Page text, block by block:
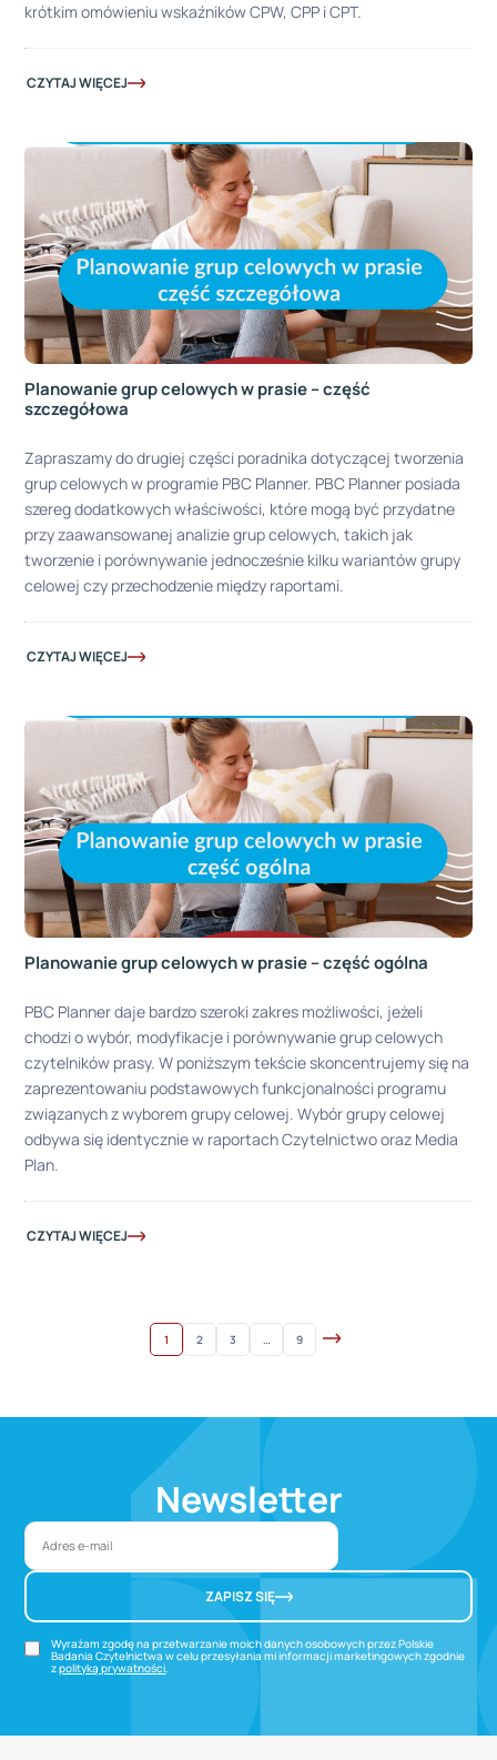
krótkim omówieniu wskaźników CPW, CPP i CPT.
CZYTAJ WIĘCEJ
Planowanie grup celowych w prasie – część
szczegółowa
Zapraszamy do drugiej części poradnika dotyczącej tworzenia
grup celowych w programie PBC Planner. PBC Planner posiada
szereg dodatkowych właściwości, które mogą być przydatne
przy zaawansowanej analizie grup celowych, takich jak
tworzenie i porównywanie jednocześnie kilku wariantów grupy
celowej czy przechodzenie między raportami.
CZYTAJ WIĘCEJ
Planowanie grup celowych w prasie – część ogólna
PBC Planner daje bardzo szeroki zakres możliwości, jeżeli
chodzi o wybór, modyfikacje i porównywanie grup celowych
czytelników prasy. W poniższym tekście skoncentrujemy się na
zaprezentowaniu podstawowych funkcjonalności programu
związanych z wyborem grupy celowej. Wybór grupy celowej
odbywa się identycznie w raportach Czytelnictwo oraz Media
Plan.
CZYTAJ WIĘCEJ
1 2 3 … 9
Newsletter
ZAPISZ SIĘ
Wyrażam zgodę na przetwarzanie moich danych osobowych przez Polskie
Badania Czytelnictwa w celu przesyłania mi informacji marketingowych zgodnie
zpolityką prywatności.